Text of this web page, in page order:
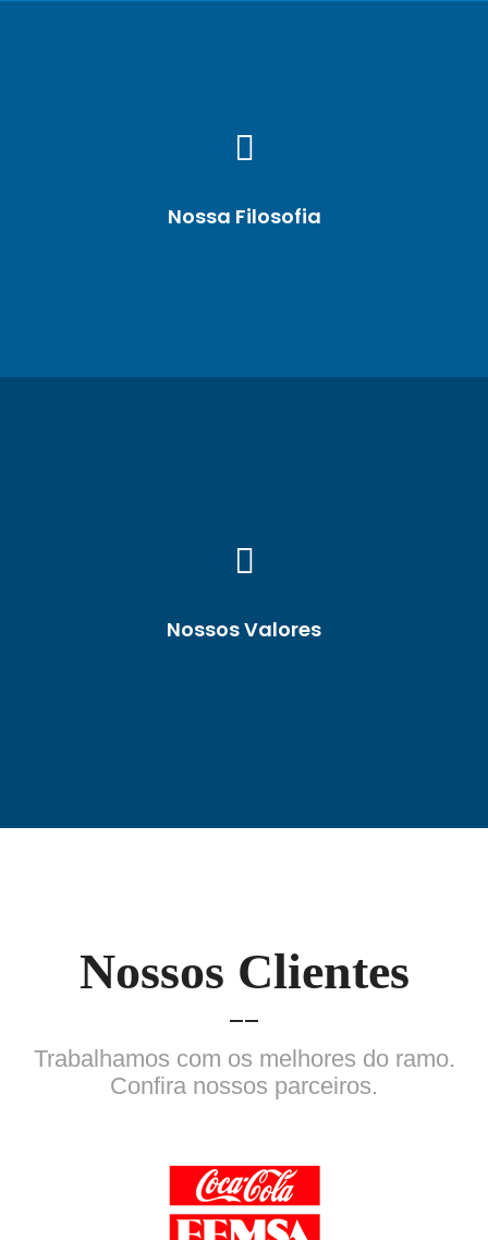
Nossa Filosofia
Nossos Valores
Nossos Clientes
Trabalhamos com os melhores do ramo.
Confira nossos parceiros.